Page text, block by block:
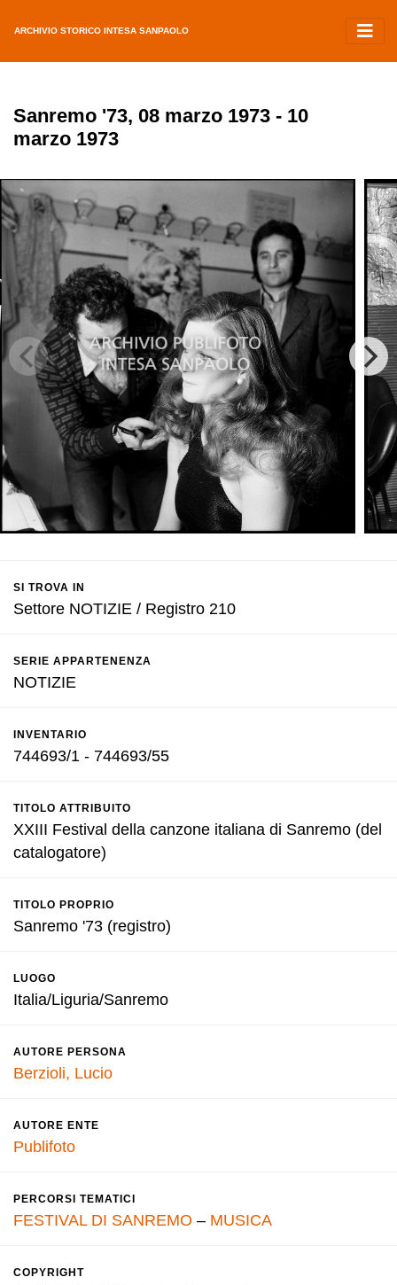
ARCHIVIO STORICO INTESA SANPAOLO
Sanremo '73, 08 marzo 1973 - 10
marzo 1973
SI TROVA IN
Settore NOTIZIE / Registro 210
SERIE APPARTENENZA
NOTIZIE
INVENTARIO
744693/1 - 744693/55
TITOLO ATTRIBUITO
XXIII Festival della canzone italiana di Sanremo (del
catalogatore)
TITOLO PROPRIO
Sanremo '73 (registro)
LUOGO
Italia/Liguria/Sanremo
AUTORE PERSONA
Berzioli, Lucio
AUTORE ENTE
Publifoto
PERCORSI TEMATICI
FESTIVAL DI SANREMO – MUSICA
COPYRIGHT